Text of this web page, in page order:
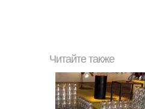
Читайте также